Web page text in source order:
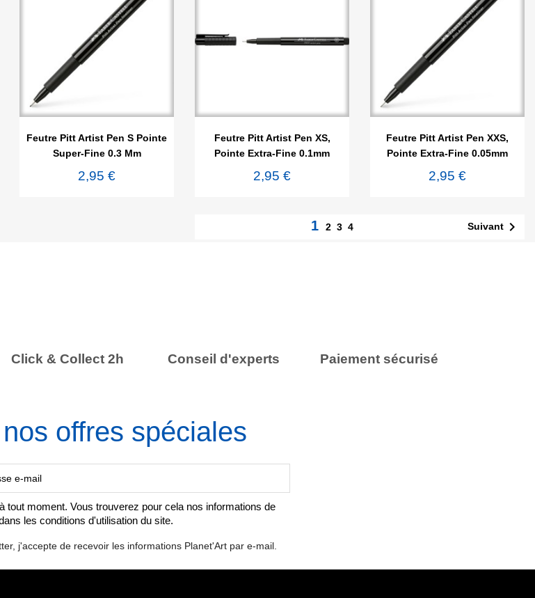

Feutre Pitt Artist Pen S Pointe
Super-Fine 0.3 Mm
2,95 €

Feutre Pitt Artist Pen XS,
Pointe Extra-Fine 0.1mm
2,95 €

Feutre Pitt Artist Pen XXS,
Pointe Extra-Fine 0.05mm
2,95 €
1234 Suivant
Click & Collect 2h Conseil d'experts Paiement sécurisé
offres spéciales
tout moment. Vous trouverez pour cela nos informations de
les conditions d'utilisation du site.
j'accepte de recevoir les informations Planet'Art par e-mail.